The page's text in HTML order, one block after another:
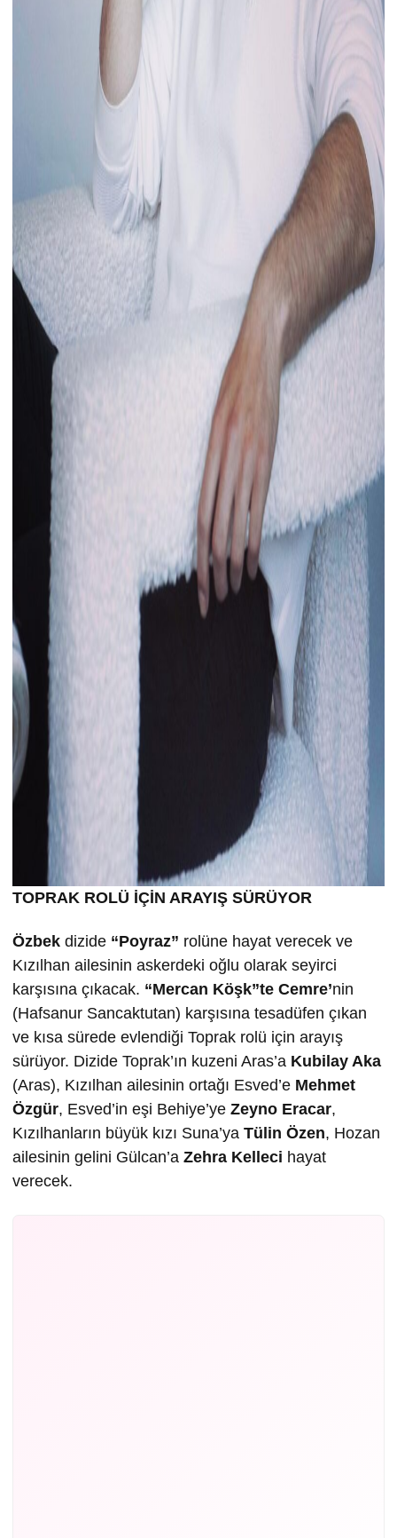
TOPRAK ROLÜ İÇİN ARAYIŞ SÜRÜYOR
Özbek dizide “Poyraz” rolüne hayat verecek ve
Kızılhan ailesinin askerdeki oğlu olarak seyirci
karşısına çıkacak. “Mercan Köşk”te Cemre’nin
(Hafsanur Sancaktutan) karşısına tesadüfen çıkan
ve kısa sürede evlendiği Toprak rolü için arayış
sürüyor. Dizide Toprak’ın kuzeni Aras’a Kubilay Aka
(Aras), Kızılhan ailesinin ortağı Esved’e Mehmet
Özgür, Esved’in eşi Behiye’ye Zeyno Eracar,
Kızılhanların büyük kızı Suna’ya Tülin Özen, Hozan
ailesinin gelini Gülcan’a Zehra Kelleci hayat
verecek.